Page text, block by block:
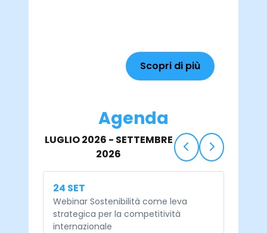
Scopri di più
Agenda
LUGLIO 2026 - SETTEMBRE
2026
24 SET
Webinar Sostenibilità come leva
strategica per la competitività
internazionale